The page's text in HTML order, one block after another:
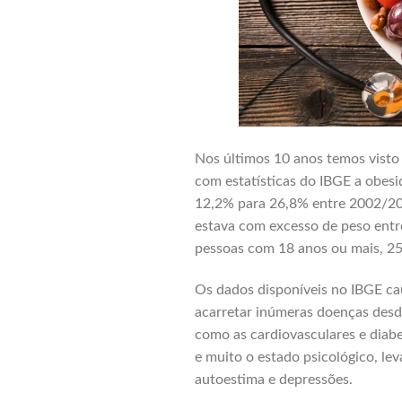
Nos últimos 10 anos temos
com estatísticas do IBGE a
12,2% para 26,8% entre 2002/
estava com excesso de peso
pessoas com 18 anos ou mais,
Os dados disponíveis no IBGE
acarretar inúmeras doenças
como as cardiovasculares e
e muito o estado psicológico,
autoestima e depressões.